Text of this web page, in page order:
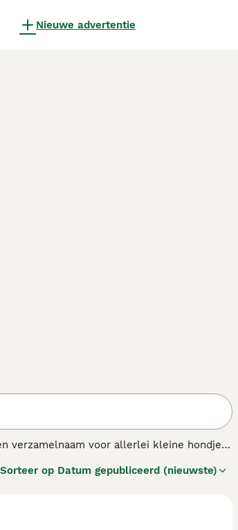
Nieuwe advertentie
verzamelnaam voor allerlei kleine hondjes.
liefhebbend gericht naar zijn familie en is
Sorteer op Datum gepubliceerd (nieuwste)